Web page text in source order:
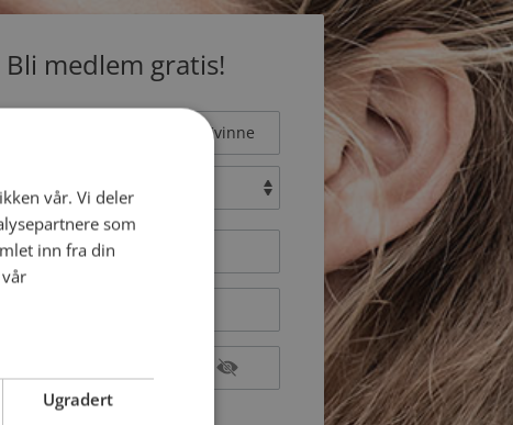
Bli medlem gratis!
Kvinne
akseptererMedlemsvilkårene
vår. Vi deler
som
inn fra din
Ugradert